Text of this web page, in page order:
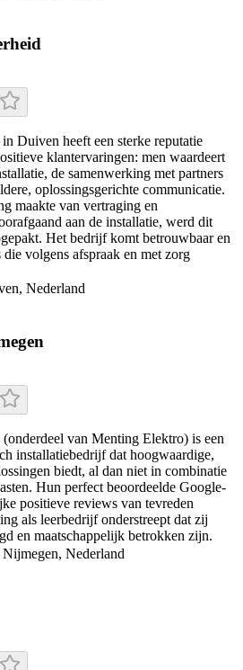
Duiven heeft een sterke reputatie
klantervaringen: men waardeert
de samenwerking met partners
oplossingsgerichte communicatie.
maakte van vertraging en
aan de installatie, werd dit
Het bedrijf komt betrouwbaar en
volgens afspraak en met zorg
Nederland
van Menting Elektro) is een
installatiebedrijf dat hoogwaardige,
biedt, al dan niet in combinatie
Hun perfect beoordeelde Google-
positieve reviews van tevreden
als leerbedrijf onderstreept dat zij
en maatschappelijk betrokken zijn.
Nederland